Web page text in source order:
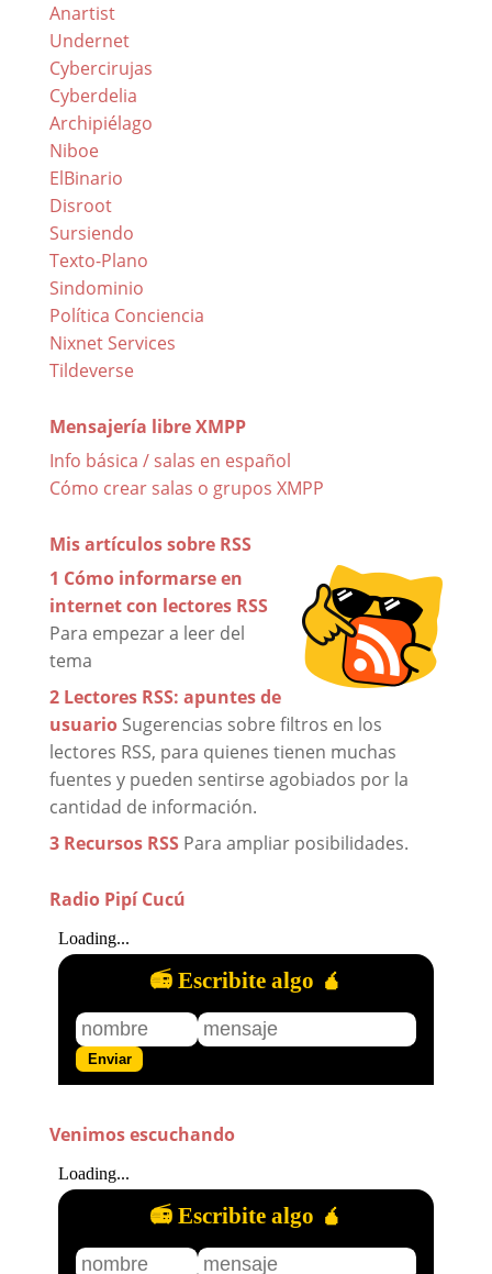
Anartist
Undernet
Cybercirujas
Cyberdelia
Archipiélago
Niboe
ElBinario
Disroot
Sursiendo
Texto-Plano
Sindominio
Política Conciencia
Nixnet Services
Tildeverse
Mensajería libre XMPP
Info básica / salas en español
Cómo crear salas o grupos XMPP
Mis artículos sobre RSS
1 Cómo informarse en
internet con lectores RSS
Para empezar a leer del
tema
2 Lectores RSS: apuntes de
usuarioSugerencias sobre filtros en los
lectores RSS, para quienes tienen muchas
fuentes y pueden sentirse agobiados por la
cantidad de información.
3 Recursos RSSPara ampliar posibilidades.
Radio Pipí Cucú
Venimos escuchando